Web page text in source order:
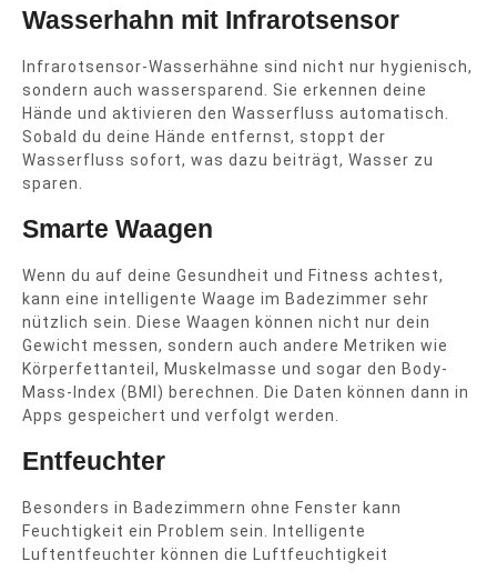
Wasserhahn mit Infrarotsensor
Infrarotsensor-Wasserhähne sind nicht nur hygienisch,
sondern auch wassersparend. Sie erkennen deine
Hände und aktivieren den Wasserfluss automatisch.
Sobald du deine Hände entfernst, stoppt der
Wasserfluss sofort, was dazu beiträgt, Wasser zu
sparen.
Smarte Waagen
Wenn du auf deine Gesundheit und Fitness achtest,
kann eine intelligente Waage im Badezimmer sehr
nützlich sein. Diese Waagen können nicht nur dein
Gewicht messen, sondern auch andere Metriken wie
Körperfettanteil, Muskelmasse und sogar den Body-
Mass-Index (BMI) berechnen. Die Daten können dann in
Apps gespeichert und verfolgt werden.
Entfeuchter
Besonders in Badezimmern ohne Fenster kann
Feuchtigkeit ein Problem sein. Intelligente
Luftentfeuchter können die Luftfeuchtigkeit